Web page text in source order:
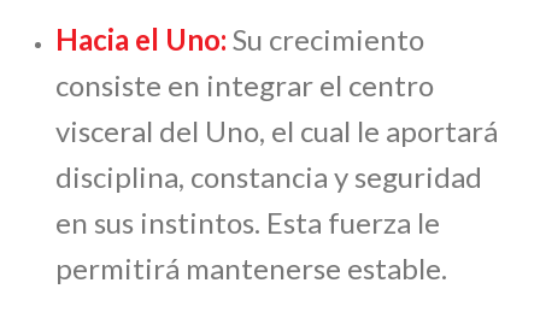
Hacia el Uno: Su crecimiento
consiste en integrar el centro
visceral del Uno, el cual le aportará
disciplina, constancia y seguridad
en sus instintos. Esta fuerza le
permitirá mantenerse estable.